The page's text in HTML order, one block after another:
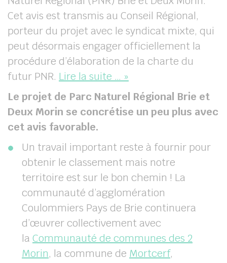
Cet avis est transmis au Conseil Régional,
porteur du projet avec le syndicat mixte, qui
peut désormais engager officiellement la
procédure d’élaboration de la charte du
futur PNR. Lire la suite … »
Le projet de Parc Naturel Régional Brie et
Deux Morin se concrétise un peu plus avec
cet avis favorable.
Un travail important reste à fournir pour
obtenir le classement mais notre
territoire est sur le bon chemin ! La
communauté d’agglomération
Coulommiers Pays de Brie continuera
d’œuvrer collectivement avec
la Communauté de communes des 2
Morin, la commune de Mortcerf,